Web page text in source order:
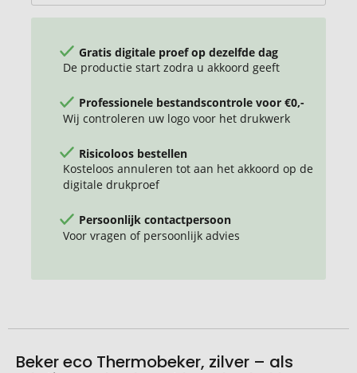
Gratis digitale proef op dezelfde dag
De productie start zodra u akkoord geeft
Professionele bestandscontrole voor €0,-
Wij controleren uw logo voor het drukwerk
Risicoloos bestellen
Kosteloos annuleren tot aan het akkoord op de
digitale drukproef
Persoonlijk contactpersoon
Voor vragen of persoonlijk advies
Beker eco Thermobeker, zilver – als